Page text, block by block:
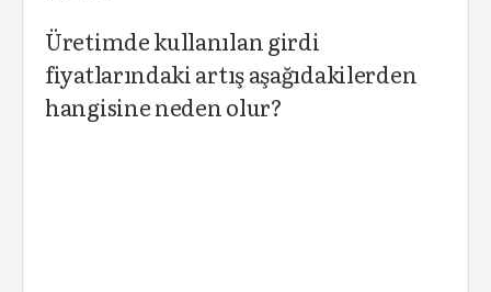
Üretimde kullanılan girdi
fiyatlarındaki artış aşağıdakilerden
hangisine neden olur?